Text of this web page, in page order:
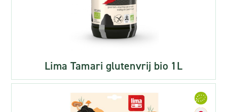
Lima Tamari glutenvrij bio 1L